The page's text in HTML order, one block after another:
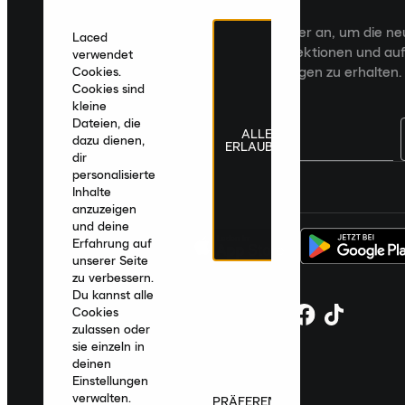
Veröffentlichungen an
Melde dich für den Laced Newsletter an, um die
Veröffentlichungen, kuratierte Kollektionen und
zugeschnittene Produktempfehlungen zu erhalten.
Laced
verwendet
Cookies.
Cookies sind
kleine
Dateien, die
dazu dienen,
dir
personalisierte
Inhalte
anzuzeigen
und deine
Erfahrung auf
unserer Seite
zu verbessern.
Du kannst alle
Cookies
zulassen oder
sie einzeln in
deinen
Einstellungen
verwalten.
ALLE
ERLAUBEN
PRÄFERENZEN